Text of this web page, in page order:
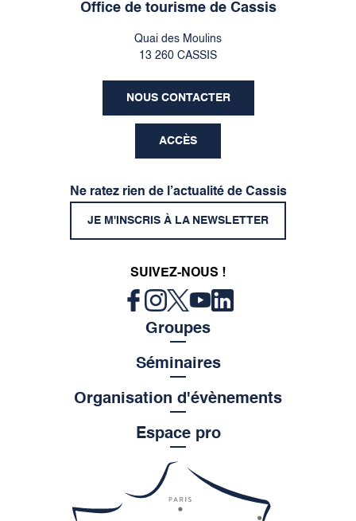
Office de tourisme de Cassis
Quai des Moulins
13 260 CASSIS
NOUS CONTACTER
ACCÈS
Ne ratez rien de l’actualité de Cassis
JE M'INSCRIS À LA NEWSLETTER
SUIVEZ-NOUS !
Groupes
Séminaires
Organisation d'évènements
Espace pro